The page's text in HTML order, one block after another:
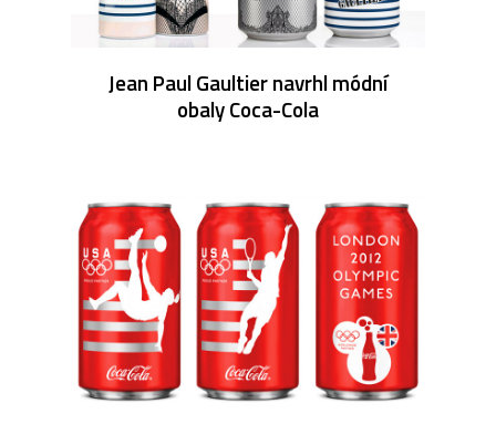
Jean Paul Gaultier navrhl módní
obaly Coca-Cola